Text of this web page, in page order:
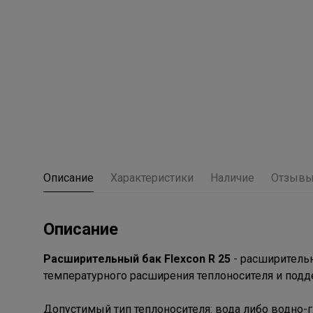
Описание Характеристики Наличие Отзывы
Описание
Расширительный бак Flexcon R 25 -
температурного расширения теплоносителя и
Допустимый тип теплоносителя: вода либо